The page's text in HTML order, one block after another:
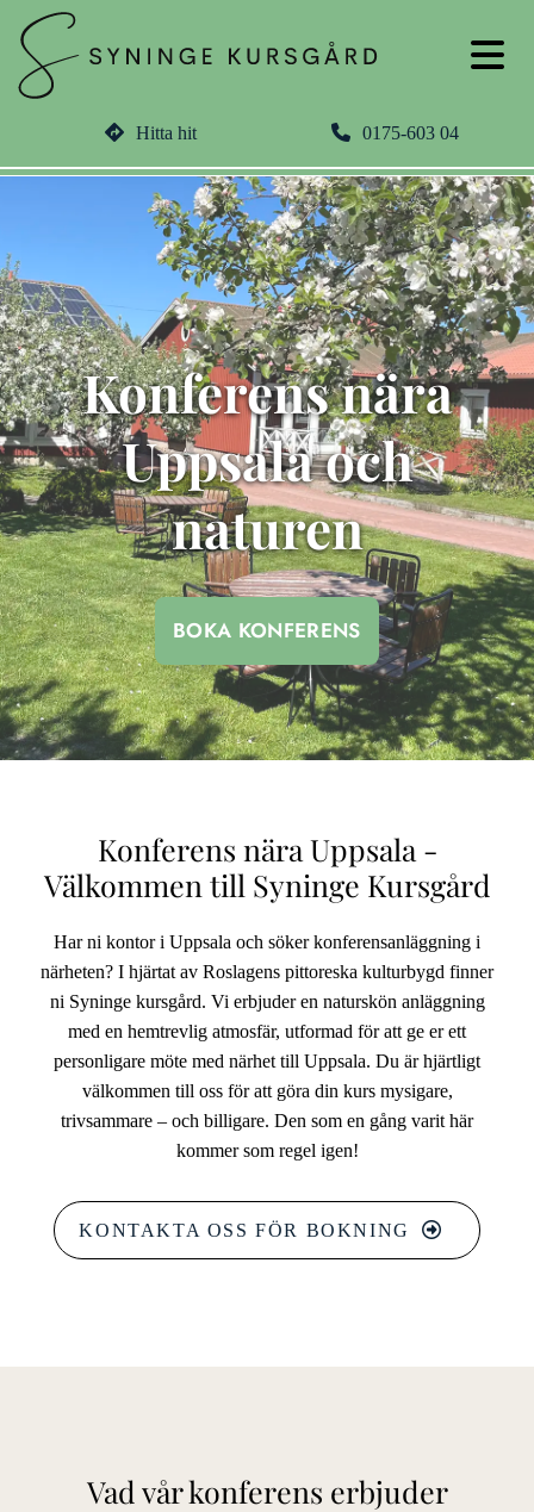
0175-603 04
Hitta hit
Konferens nära
Uppsala och
naturen
BOKA KONFERENS
Konferens nära Uppsala -
Välkommen till Syninge Kursgård
Har ni kontor i Uppsala och söker konferensanläggning i
närheten? I hjärtat av Roslagens pittoreska kulturbygd finner
ni Syninge kursgård. Vi erbjuder en naturskön anläggning
med en hemtrevlig atmosfär, utformad för att ge er ett
personligare möte med närhet till Uppsala. Du är hjärtligt
välkommen till oss för att göra din kurs mysigare,
trivsammare – och billigare. Den som en gång varit här
kommer som regel igen!
KONTAKTA OSS FÖR BOKNING
Vad vår konferens erbjuder